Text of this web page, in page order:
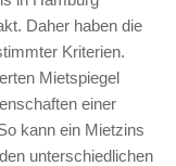
Daher haben die
Kriterien.
Mietspiegel
einer
kann ein Mietzins
unterschiedlichen